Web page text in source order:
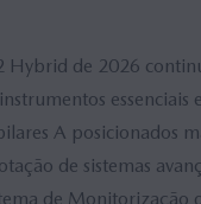
de 2026
A posicionados
de sistemas
de Monitorização